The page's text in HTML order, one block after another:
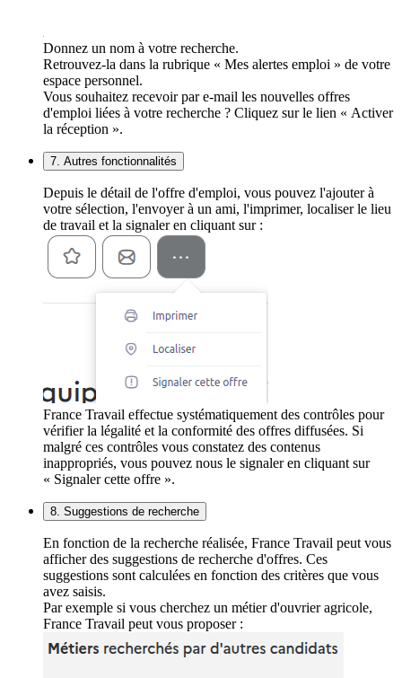
Donnez un nom à votre recherche.
Retrouvez-la dans la rubrique « Mes alertes emploi » de votre
espace personnel.
Vous souhaitez recevoir par e-mail les nouvelles offres
d'emploi liées à votre recherche ? Cliquez sur le lien « Activer
la réception ».
7. Autres fonctionnalités
Depuis le détail de l'offre d'emploi, vous pouvez l'ajouter à
votre sélection, l'envoyer à un ami, l'imprimer, localiser le lieu
de travail et la signaler en cliquant sur :
France Travail effectue systématiquement des contrôles pour
vérifier la légalité et la conformité des offres diffusées. Si
malgré ces contrôles vous constatez des contenus
inappropriés, vous pouvez nous le signaler en cliquant sur
« Signaler cette offre ».
8. Suggestions de recherche
En fonction de la recherche réalisée, France Travail peut vous
afficher des suggestions de recherche d'offres. Ces
suggestions sont calculées en fonction des critères que vous
avez saisis.
Par exemple si vous cherchez un métier d'ouvrier agricole,
France Travail peut vous proposer :